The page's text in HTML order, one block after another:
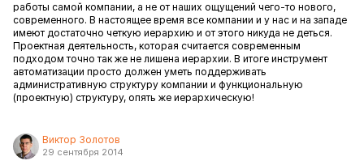
работы самой компании, а не от наших ощущений чего-то нового,
современного. В настоящее время все компании и у нас и на западе
имеют достаточно четкую иерархию и от этого никуда не деться.
Проектная деятельность, которая считается современным
подходом точно так же не лишена иерархии. В итоге инструмент
автоматизации просто должен уметь поддерживать
административную структуру компании и функциональную
(проектную) структуру, опять же иерархическую!
Виктор Золотов
29 сентября 2014